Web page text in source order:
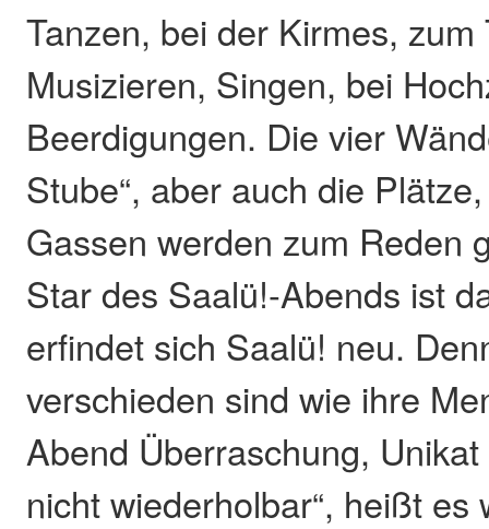
Tanzen, bei der Kirmes,
Musizieren, Singen, bei
Beerdigungen. Die vier
Stube“, aber auch die
Gassen werden zum Reden
Star des Saalü!-Abends ist
erfindet sich Saalü! neu.
verschieden sind wie ihre
Abend Überraschung,
nicht wiederholbar“, heißt es